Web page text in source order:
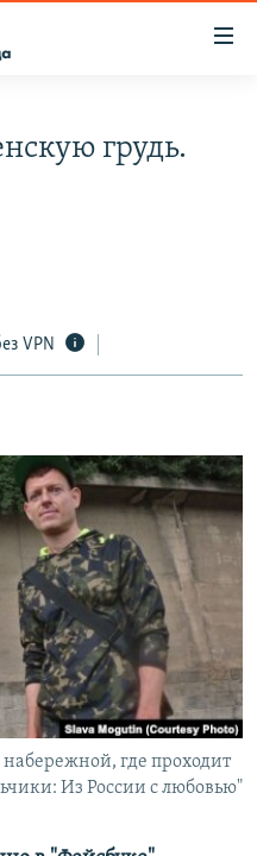
грудь.
VPN
где проходит
Из России с любовью"